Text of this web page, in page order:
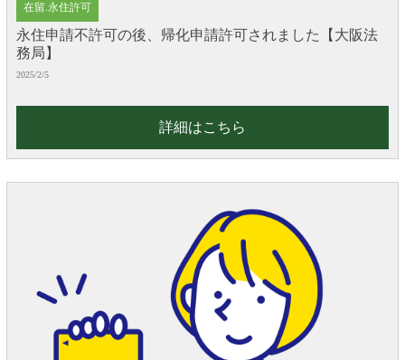
在留.永住許可
永住申請不許可の後、帰化申請許可されました【大阪法
務局】
2025/2/5
詳細はこちら